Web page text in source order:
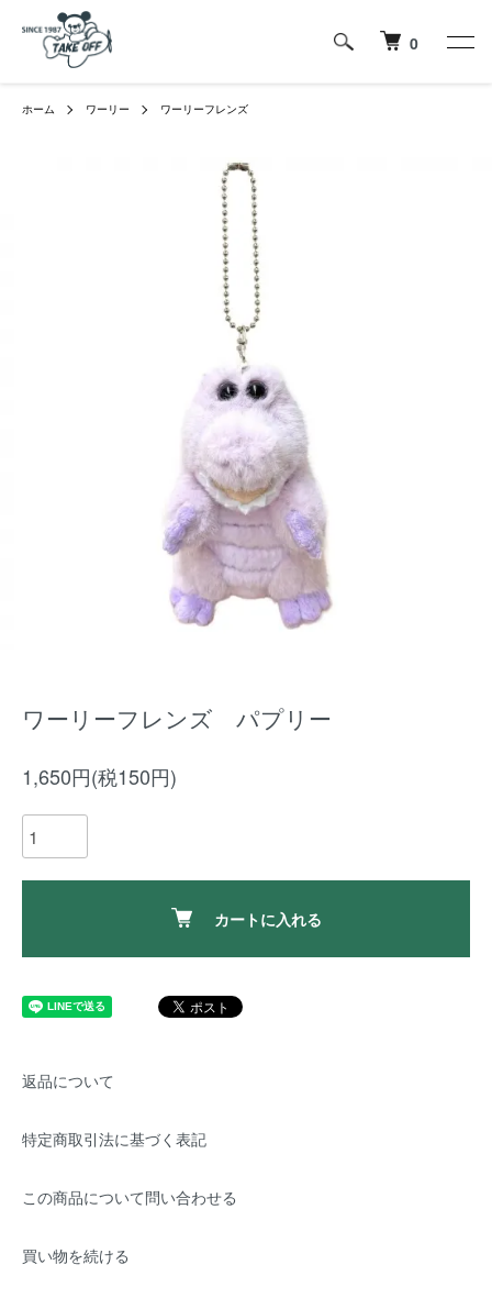
0
ホーム ワーリー ワーリーフレンズ
ワーリーフレンズ パプリー
1,650円(税150円)
カートに入れる
返品について
特定商取引法に基づく表記
この商品について問い合わせる
買い物を続ける